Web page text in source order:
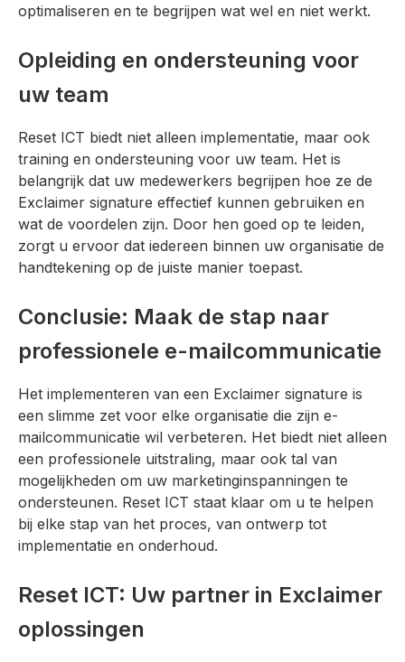
optimaliseren en te begrijpen wat wel en niet werkt.
Opleiding en ondersteuning voor
uw team
Reset ICT biedt niet alleen implementatie, maar ook
training en ondersteuning voor uw team. Het is
belangrijk dat uw medewerkers begrijpen hoe ze de
Exclaimer signature effectief kunnen gebruiken en
wat de voordelen zijn. Door hen goed op te leiden,
zorgt u ervoor dat iedereen binnen uw organisatie de
handtekening op de juiste manier toepast.
Conclusie: Maak de stap naar
professionele e-mailcommunicatie
Het implementeren van een Exclaimer signature is
een slimme zet voor elke organisatie die zijn e-
mailcommunicatie wil verbeteren. Het biedt niet alleen
een professionele uitstraling, maar ook tal van
mogelijkheden om uw marketinginspanningen te
ondersteunen. Reset ICT staat klaar om u te helpen
bij elke stap van het proces, van ontwerp tot
implementatie en onderhoud.
Reset ICT: Uw partner in Exclaimer
oplossingen